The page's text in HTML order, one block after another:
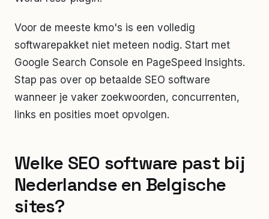
Voor de meeste kmo's is een volledig
softwarepakket niet meteen nodig. Start met
Google Search Console en PageSpeed Insights.
Stap pas over op betaalde SEO software
wanneer je vaker zoekwoorden, concurrenten,
links en posities moet opvolgen.
Welke SEO software past bij
Nederlandse en Belgische
sites?